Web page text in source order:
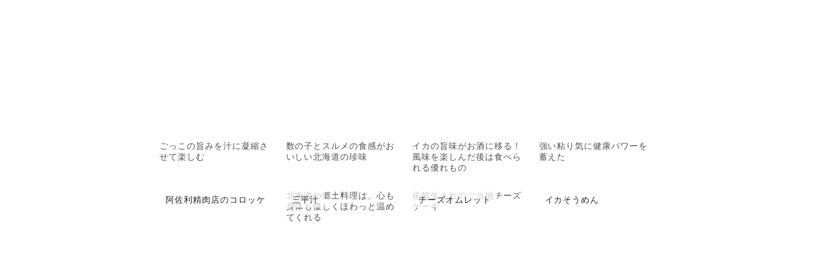
ごっこの旨みを汁に凝縮さ
せて楽しむ
数の子とスルメの食感がお
いしい北海道の珍味
イカの旨味がお酒に移る！
風味を楽しんだ後は食べら
れる優れもの
強い粘り気に健康パワーを
蓄えた
阿佐利精肉店のコロッケ 三平汁
北海道の郷土料理は、心も
身体も優しくほわっと温め
てくれる
チーズオムレット
函館生まれのご当地チーズ
ケーキ
イカそうめん